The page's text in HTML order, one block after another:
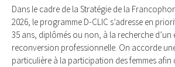
Dans le cadre de la Stratégie de la
2026, le programme D-CLIC s’adresse en
35 ans, diplômés ou non, à la recherche d’un
reconversion professionnelle. On accorde
particulière à la participation des femmes afin